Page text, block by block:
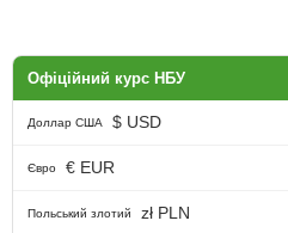
Офіційний курс НБУ
Доллар США $ USD
Євро € EUR
Польський злотий zł PLN